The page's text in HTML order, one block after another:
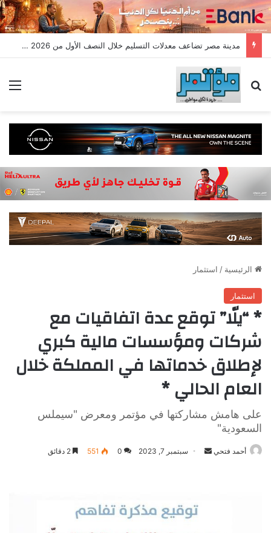
مدينة مصر تضاعف معدلات التسليم خلال النصف الأول من 2026 وتسجل مبيعات جديدة بقيمة 28.4 مليار جنيه
بحث عن
الرئيسية / استثمار
استثمار
* “يلّا” توقع عدة اتفاقيات مع
شركات ومؤسسات مالية كبري
لإطلاق خدماتها في المملكة خلال
العام الحالي *
على هامش مشاركتها في مؤتمر ومعرض "سيملس
السعودية"
أحمد فتحي
أرسل سبتمبر 7, 2023 0
551